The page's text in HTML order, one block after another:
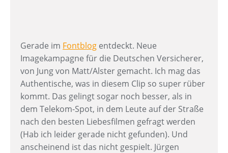
Gerade im Fontblog entdeckt. Neue
Imagekampagne für die Deutschen Versicherer,
von Jung von Matt/Alster gemacht. Ich mag das
Authentische, was in diesem Clip so super rüber
kommt. Das gelingt sogar noch besser, als in
dem Telekom-Spot, in dem Leute auf der Straße
nach den besten Liebesfilmen gefragt werden
(Hab ich leider gerade nicht gefunden). Und
anscheinend ist das nicht gespielt. Jürgen